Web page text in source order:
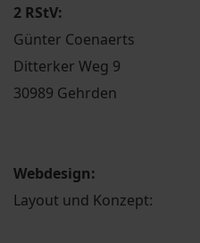
2 RStV:
Günter Coenaerts
Ditterker Weg 9
30989 Gehrden
Webdesign:
Layout und Konzept: